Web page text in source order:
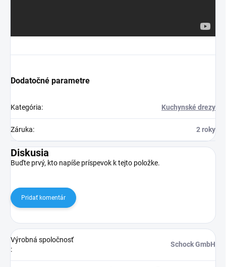
Dodatočné parametre
Kategória: Kuchynské drezy
Záruka: 2 roky
Diskusia
Buďte prvý, kto napíše príspevok k tejto položke.
Pridať komentár
Výrobná spoločnosť
:
Schock GmbH